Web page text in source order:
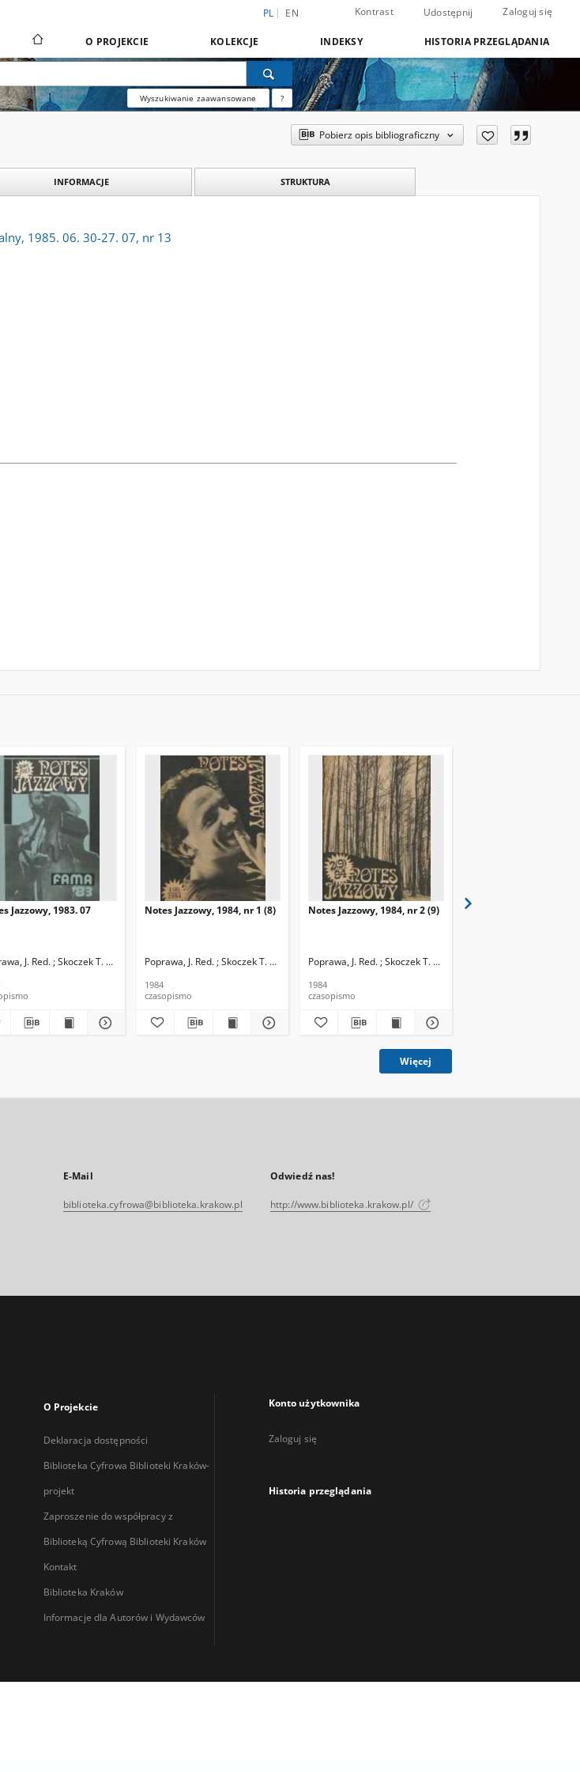
PL EN Kontrast Udostępnij Zaloguj się
O PROJEKCIE KOLEKCJE INDEKSY HISTORIA PRZEGLĄDANIA
Wyszukiwanie zaawansowane ?
Pobierz opis bibliograficzny
INFORMACJE STRUKTURA
1985. 06. 30-27. 07, nr 13
Jazzowy, 1983. 07
J. Red. ; Skoczek T. Red.
Notes Jazzowy, 1984, nr 1 (8)
Poprawa, J. Red. ; Skoczek T. Red.
1984
czasopismo
Notes Jazzowy, 1984, nr 2 (9)
Poprawa, J. Red. ; Skoczek T. Red.
1984
czasopismo
Więcej
E-Mail
biblioteka.cyfrowa@biblioteka.krakow.pl
Odwiedź nas!
http://www.biblioteka.krakow.pl/
O Projekcie
Deklaracja dostępności
Biblioteka Cyfrowa Biblioteki Kraków-
projekt
Zaproszenie do współpracy z
Biblioteką Cyfrową Biblioteki Kraków
Kontakt
Biblioteka Kraków
Informacje dla Autorów i Wydawców
Konto użytkownika
Zaloguj się
Historia przeglądania